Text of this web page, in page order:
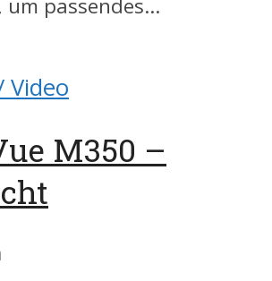
passendes...
Video
M350 –